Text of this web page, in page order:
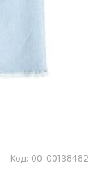
Код: 00-00138482